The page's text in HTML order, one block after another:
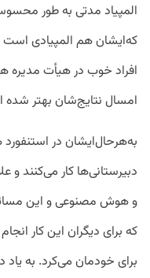
المپیاد مدتی به طور
که‌ایشان هم المپیادی
افراد خوب در هیأت مدیره
امسال نتایج‌شان بهتر
به‌هرحال‌ایشان در
دبیرستانی‌ها کار می‌کنند و
و هوش مصنوعی و این
که برای دیگران این کار
برای خودمان می‌کرد. به یاد